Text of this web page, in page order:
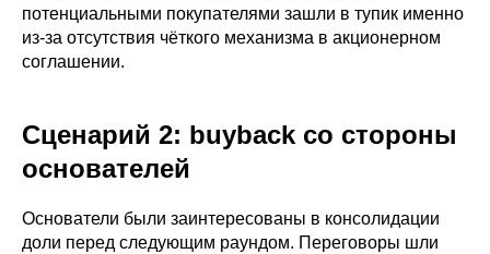
потенциальными покупателями зашли в тупик именно
из-за отсутствия чёткого механизма в акционерном
соглашении.
Сценарий 2: buyback со стороны
основателей
Основатели были заинтересованы в консолидации
доли перед следующим раундом. Переговоры шли